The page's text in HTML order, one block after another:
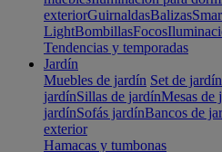
exteriorGuirnaldasBalizas
LightBombillasFocos
Tendencias y temporadas
Jardín
Muebles de jardín Set de jardín
jardínSillas de jardínMesas de
jardínSofás jardínBancos de
exterior
Hamacas y tumbonas